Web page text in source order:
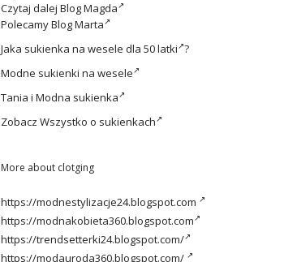
Czytaj dalej Blog Magda
PolecamyBlog Marta
Jaka sukienka na wesele dla 50 latki ?
Modne sukienki na wesele
Tania i Modna sukienka
Zobacz Wszystko o sukienkach
More about clotging
https://modnestylizacje24.blogspot.com
https://modnakobieta360.blogspot.com
https://trendsetterki24.blogspot.com/
https://modauroda360.blogspot.com/